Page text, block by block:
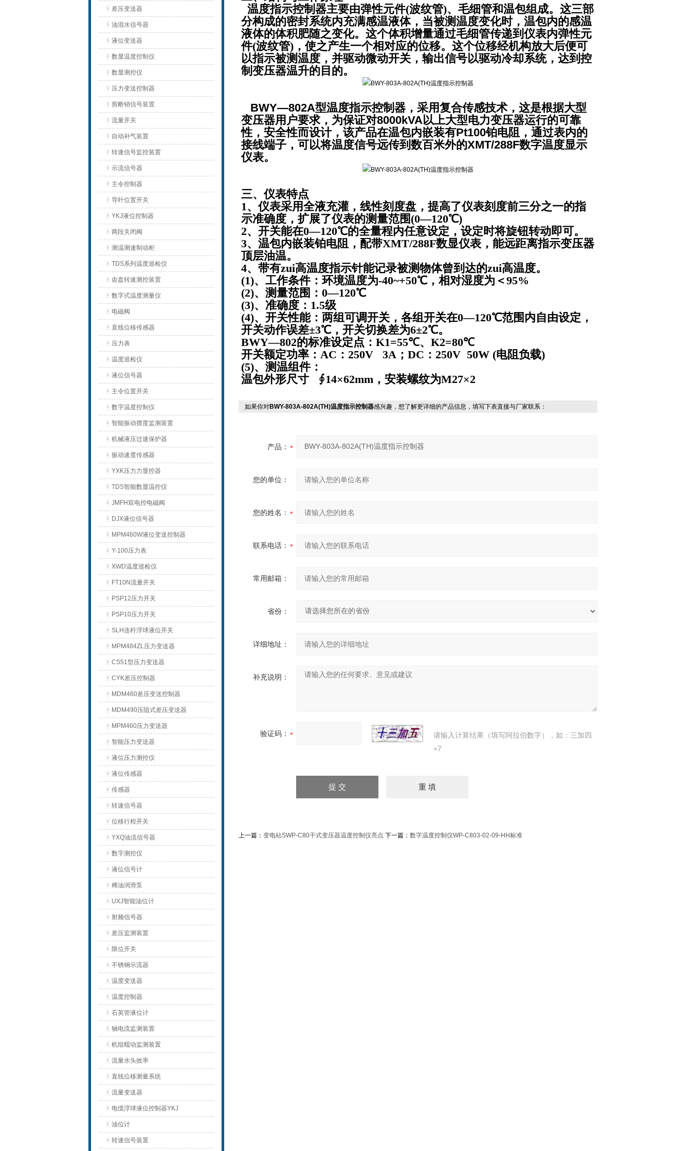
差压变送器
油混水信号器
液位变送器
数显温度控制仪
数显测控仪
压力变送控制器
剪断销信号装置
流量开关
自动补气装置
转速信号监控装置
示流信号器
主令控制器
导叶位置开关
YKJ液位控制器
两段关闭阀
测温测速制动柜
TDS系列温度巡检仪
齿盘转速测控装置
数字式温度测量仪
电磁阀
直线位移传感器
压力表
温度巡检仪
液位信号器
主令位置开关
数字温度控制仪
智能振动摆度监测装置
机械液压过速保护器
振动速度传感器
YXK压力力显控器
TDS智能数显温控仪
JMFH双电控电磁阀
DJX液位信号器
MPM460W液位变送控制器
Y-100压力表
XWD温度巡检仪
FT10N流量开关
PSP12压力开关
PSP10压力开关
SLH连杆浮球液位开关
MPM484ZL压力变送器
CS51型压力变送器
CYK差压控制器
MDM460差压变送控制器
MDM490压阻式差压变送器
MPM460压力变送器
智能压力变送器
液位压力测控仪
液位传感器
传感器
转速信号器
位移行程开关
YXQ油流信号器
数字测控仪
液位信号计
稀油润滑泵
UXJ智能油位计
射频信号器
差压监测装置
限位开关
不锈钢示流器
温度变送器
温度控制器
石英管液位计
轴电流监测装置
机组蠕动监测装置
流量水头效率
直线位移测量系统
流量变送器
电缆浮球液位控制器YKJ
油位计
转速信号装置
温度指示控制器主要由弹性元件(波纹管)、毛细管和温包组成。这三部
分构成的密封系统内充满感温液体，当被测温度变化时，温包内的感温
液体的体积肥随之变化。这个体积增量通过毛细管传递到仪表内弹性元
件(波纹管)，使之产生一个相对应的位移。这个位移经机构放大后便可
以指示被测温度，并驱动微动开关，输出信号以驱动冷却系统，达到控
制变压器温升的目的。
BWY—802A型温度指示控制器，采用复合传感技术，这是根据大型
变压器用户要求，为保证对8000kVA以上大型电力变压器运行的可靠
性，安全性而设计，该产品在温包内嵌装有Pt100铂电阻，通过表内的
接线端子，可以将温度信号远传到数百米外的XMT/288F数字温度显示
仪表。
三、仪表特点
1、仪表采用全液充灌，线性刻度盘，提高了仪表刻度前三分之一的指
示准确度，扩展了仪表的测量范围(0—120℃)
2、开关能在0—120℃的全量程内任意设定，设定时将旋钮转动即可。
3、温包内嵌装铂电阻，配带XMT/288F数显仪表，能远距离指示变压器
顶层油温。
4、带有zui高温度指示针能记录被测物体曾到达的zui高温度。
(1)、工作条件：环境温度为-40~+50℃，相对湿度为＜95%
(2)、测量范围：0—120℃
(3)、准确度：1.5级
(4)、开关性能：两组可调开关，各组开关在0—120℃范围内自由设定，
开关动作误差±3℃，开关切换差为6±2℃。
BWY—802的标准设定点：K1=55℃、K2=80℃
开关额定功率：AC：250V 3A；DC：250V 50W (电阻负载)
(5)、测温组件：
温包外形尺寸 ∮14×62mm，安装螺纹为M27×2
如果你对BWY-803A-802A(TH)温度指示控制器感兴趣，想了解更详细的产品信息，填写下表直接与厂家联系：
产品：
您的单位：
您的姓名：
联系电话：
常用邮箱：
省份：
详细地址：
补充说明：
验证码：
请输入计算结果（填写阿拉伯数字），如：三加四
=7
上一篇： 变电站SWP-C80干式变压器温度控制仪亮点 下一篇： 数字温度控制仪WP-C803-02-09-HH标准